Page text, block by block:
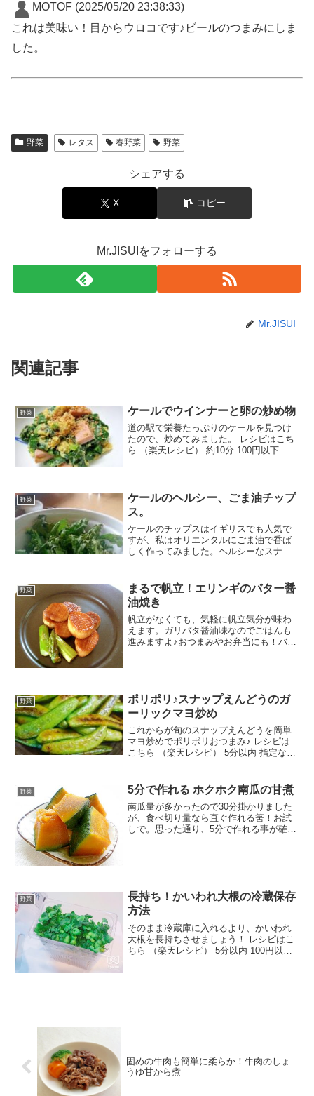
MOTOF (2025/05/20 23:38:33)
これは美味い！目からウロコです♪ビールのつまみにしま
した。
野菜 レタス 春野菜 野菜
シェアする
X コピー
Mr.JISUIをフォローする
Mr.JISUI
関連記事
野菜 ケールでウインナーと卵の炒め物
道の駅で栄養たっぷりのケールを見つけ
たので、炒めてみました。 レシピはこち
ら （楽天レシピ） 約10分 100円以下 材
野菜
ケールのヘルシー、ごま油チップ
ス。
ケールのチップスはイギリスでも人気で
すが、私はオリエンタルにごま油で香ば
しく作ってみました。ヘルシーなスナッ
油塩みんなのレビュー
野菜
まるで帆立！エリンギのバター醤
油焼き
帆立がなくても、気軽に帆立気分が味わ
えます。ガリバタ醤油味なのでごはんも
進みますよ♪おつまみやお弁当にも！バタ
野菜
ポリポリ♪スナップえんどうのガ
ーリックマヨ炒め
これからが旬のスナップえんどうを簡単
マヨ炒めでポリポリおつまみ♪ レシピは
こちら （楽天レシピ） 5分以内 指定なし
みんなのレビュー
野菜 5分で作れる ホクホク南瓜の甘煮
南瓜量が多かったので30分掛かりました
が、食べ切り量なら直ぐ作れる筈！お試
しで。思った通り、5分で作れる事が確認
野菜
長持ち！かいわれ大根の冷蔵保存
方法
そのまま冷蔵庫に入れるより、かいわれ
大根を長持ちさせましょう！ レシピはこ
ちら （楽天レシピ） 5分以内 100円以下
固めの牛肉も簡単に柔らか！牛肉のしょ
うゆ甘から煮